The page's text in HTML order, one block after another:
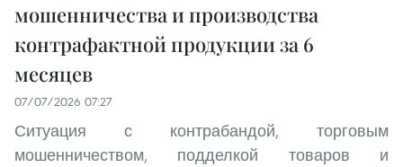
мошенничества и производства
контрафактной продукции за 6
месяцев
07/07/2026 07:27
Ситуация с контрабандой, торговым
мошенничеством, подделкой товаров и